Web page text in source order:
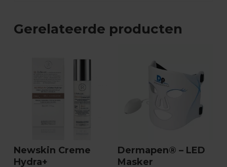
Gerelateerde producten
Newskin Creme
Hydra+
Dermapen® – LED
Masker